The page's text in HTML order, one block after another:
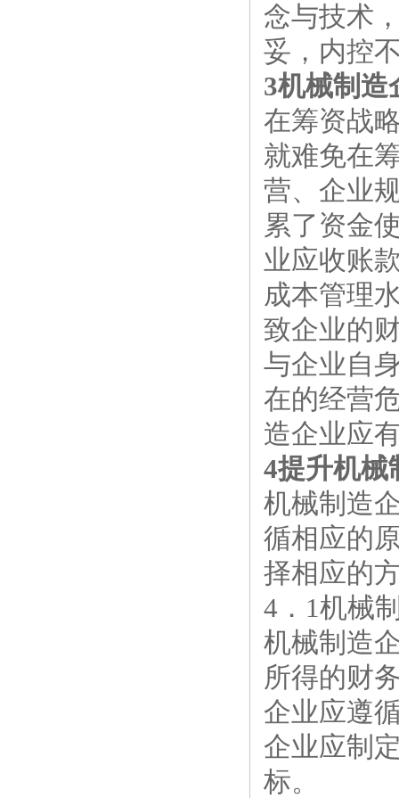
念与技术
妥，内控
3机械制造
在筹资战
就难免在
营、企业
累了资金
业应收账
成本管理
致企业的
与企业自
在的经营
造企业应
4提升机械
机械制造
循相应的
择相应的
4．1机械
机械制造
所得的财
企业应遵
企业应制
标。